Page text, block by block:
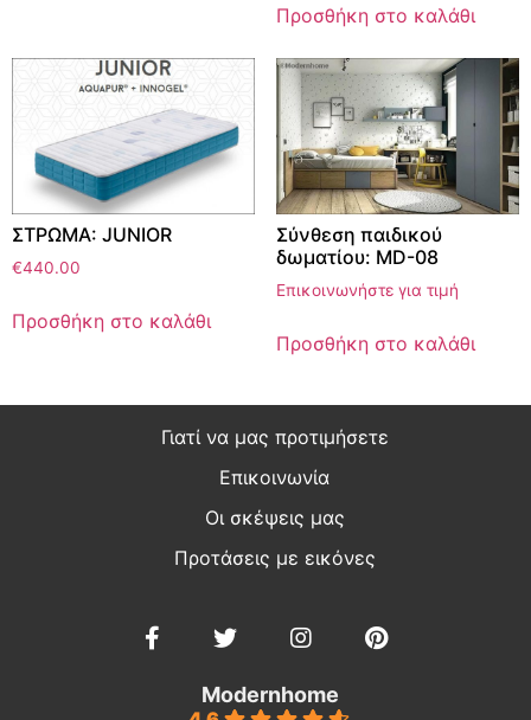
Προσθήκη στο καλάθι
ΣΤΡΩΜΑ: JUNIOR
€440.00
Προσθήκη στο καλάθι
Σύνθεση παιδικού
δωματίου: MD-08
Επικοινωνήστε για τιμή
Προσθήκη στο καλάθι
Γιατί να μας προτιμήσετε
Επικοινωνία
Οι σκέψεις μας
Προτάσεις με εικόνες
Modernhome